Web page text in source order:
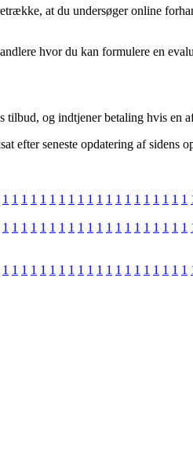
at du undersøger online
hvor du kan formulere en
og indtjener betaling hvis en
efter seneste opdatering af sidens
1 1 1 1 1 1 1 1 1 1 1 1 1 1 1 1 1 1 1 1
1 1 1 1 1 1 1 1 1 1 1 1 1 1 1 1 1 1 1 1
1 1 1 1 1 1 1 1 1 1 1 1 1 1 1 1 1 1 1 1